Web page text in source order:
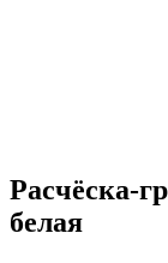
Расчёска-
белая